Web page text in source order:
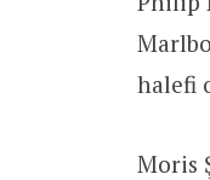
halefi
Moris